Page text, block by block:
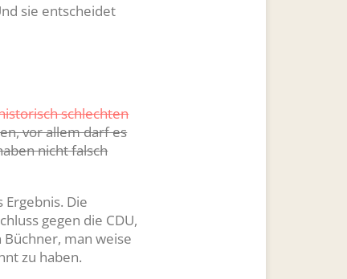
sie entscheidet
schlechten
vor allem darf es
nicht falsch
Die
gegen die CDU,
man weise
zu haben.